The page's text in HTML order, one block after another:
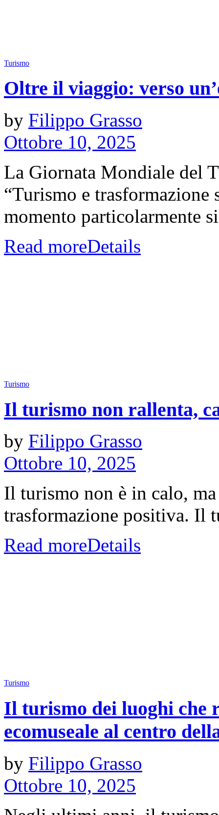
Turismo
Oltre il viaggio: verso
by Filippo Grasso
Ottobre 10, 2025
La Giornata Mondiale del
“Turismo e
momento particolarmente
Read moreDetails
Turismo
Il turismo non rallenta,
by Filippo Grasso
Ottobre 10, 2025
Il turismo non è in calo,
trasformazione positiva. Il
Read moreDetails
Turismo
Il turismo dei luoghi che
ecomuseale al centro
by Filippo Grasso
Ottobre 10, 2025